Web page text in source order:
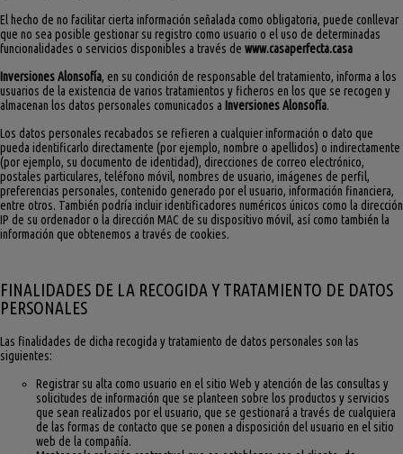
El hecho de no facilitar cierta información señalada como obligatoria, puede conllevar
que no sea posible gestionar su registro como usuario o el uso de determinadas
funcionalidades o servicios disponibles a través de www.casaperfecta.casa
Inversiones Alonsofía, en su condición de responsable del tratamiento, informa a los
usuarios de la existencia de varios tratamientos y ficheros en los que se recogen y
almacenan los datos personales comunicados a Inversiones Alonsofía.
Los datos personales recabados se refieren a cualquier información o dato que
pueda identificarlo directamente (por ejemplo, nombre o apellidos) o indirectamente
(por ejemplo, su documento de identidad), direcciones de correo electrónico,
postales particulares, teléfono móvil, nombres de usuario, imágenes de perfil,
preferencias personales, contenido generado por el usuario, información financiera,
entre otros. También podría incluir identificadores numéricos únicos como la dirección
IP de su ordenador o la dirección MAC de su dispositivo móvil, así como también la
información que obtenemos a través de cookies.
FINALIDADES DE LA RECOGIDA Y TRATAMIENTO DE DATOS
PERSONALES
Las finalidades de dicha recogida y tratamiento de datos personales son las
siguientes:
Registrar su alta como usuario en el sitio Web y atención de las consultas y
solicitudes de información que se planteen sobre los productos y servicios
que sean realizados por el usuario, que se gestionará a través de cualquiera
de las formas de contacto que se ponen a disposición del usuario en el sitio
web de la compañía.